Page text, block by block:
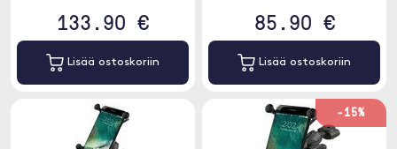
133.90 €
Lisää ostoskoriin
85.90 €
Lisää ostoskoriin
-15%